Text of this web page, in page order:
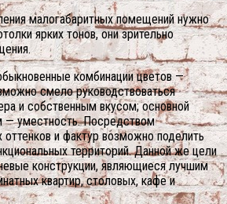
малогабаритных помещений нужно
ярких тонов, они зрительно
комбинации цветов —
смело руководствоваться
и собственным вкусом; основной
— уместность. Посредством
и фактур возможно поделить
территорий. Данной же цели
конструкции, являющиеся лучшим
квартир, столовых, кафе и